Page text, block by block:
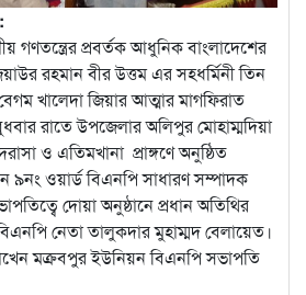
গণতন্ত্রের প্রবর্তক আধুনিক বাংলাদেশের
রহমান বীর উত্তম এর সহধর্মিনী তিন
বেগম খালেদা জিয়ার আত্মার মাগফিরাত
রাতে উপজেলার অলিপুর মোহাম্মদিয়া
ও এতিমখানা প্রাঙ্গণে অনুষ্ঠিত
৯নং ওয়ার্ড বিএনপি সাধারণ সম্পাদক
দোয়া অনুষ্ঠানে প্রধান অতিথির
নেতা তালুকদার মুহাম্মদ বেলায়েত।
মক্রবপুর ইউনিয়ন বিএনপি সভাপতি